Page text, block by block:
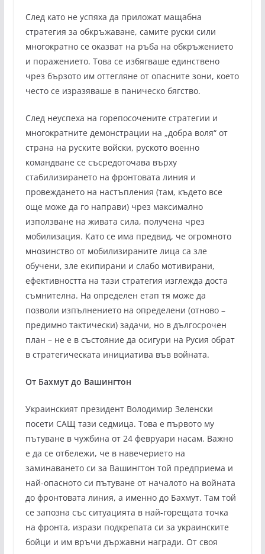
След като не успяха да приложат мащабна
стратегия за обкръжаване, самите руски сили
многократно се оказват на ръба на обкръжението
и поражението. Това се избягваше единствено
чрез бързото им оттегляне от опасните зони, което
често се изразяваше в паническо бягство.
След неуспеха на горепосочените стратегии и
многократните демонстрации на „добра воля“ от
страна на руските войски, руското военно
командване се съсредоточава върху
стабилизирането на фронтовата линия и
провеждането на настъпления (там, където все
още може да го направи) чрез максимално
използване на живата сила, получена чрез
мобилизация. Като се има предвид, че огромното
мнозинство от мобилизираните лица са зле
обучени, зле екипирани и слабо мотивирани,
ефективността на тази стратегия изглежда доста
съмнителна. На определен етап тя може да
позволи изпълнението на определени (отново –
предимно тактически) задачи, но в дългосрочен
план – не е в състояние да осигури на Русия обрат
в стратегическата инициатива във войната.
От Бахмут до Вашингтон
Украинският президент Володимир Зеленски
посети САЩ тази седмица. Това е първото му
пътуване в чужбина от 24 февруари насам. Важно
е да се отбележи, че в навечерието на
заминаването си за Вашингтон той предприема и
най-опасното си пътуване от началото на войната
до фронтовата линия, а именно до Бахмут. Там той
се запозна със ситуацията в най-горещата точка
на фронта, изрази подкрепата си за украинските
бойци и им връчи държавни награди. От своя